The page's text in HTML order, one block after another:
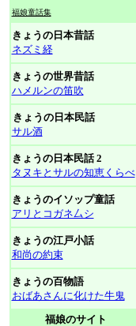
福娘童話集
きょうの日本昔話
ネズミ経
きょうの世界昔話
ハメルンの笛吹
きょうの日本民話
サル酒
きょうの日本民話 2
タヌキとサルの知恵くらべ
きょうのイソップ童話
アリとコガネ厶シ
きょうの江戸小話
和尚の約束
きょうの百物語
おばあさんに化けた牛鬼
福娘のサイト